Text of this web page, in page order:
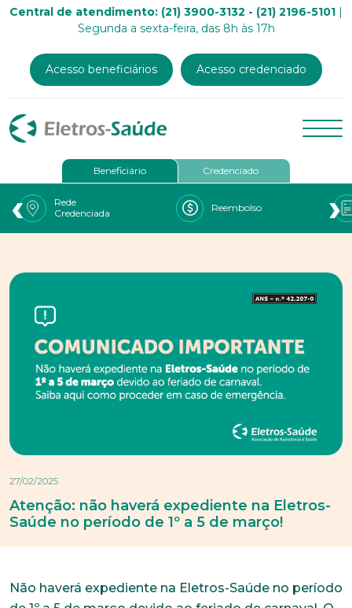
Central de atendimento: (21) 3900-3132 - (21) 2196-5101 |
Segunda a sexta-feira, das 8h às 17h
Acesso beneficiários Acesso credenciado
Beneficiário Credenciado
Rede
Credenciada
Reembolso
‹ ›
27/02/2025
Atenção: não haverá expediente na Eletros-
Saúde no período de 1º a 5 de março!
Não haverá expediente na Eletros-Saúde no período